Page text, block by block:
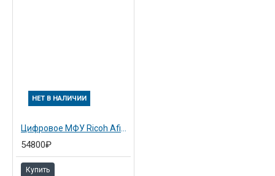
НЕТ В НАЛИЧИИ
54800₽
Купить